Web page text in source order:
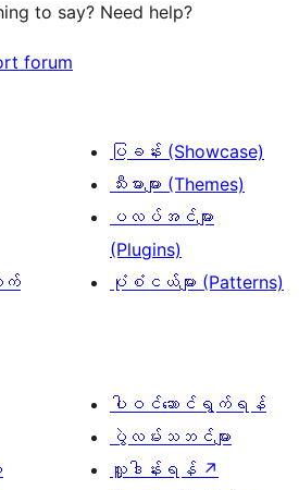
to say? Need help?
forum
က်
ပြခန်း (Showcase)
သီးမားများ (Themes)
ပလပ်အင်များ
(Plugins)
ပုံစံငယ်များ (Patterns)
ပါဝင်ဆောင်ရွက်ရန်
ပွဲလမ်းသဘင်များ
လှူဒါန်းရန် ↗